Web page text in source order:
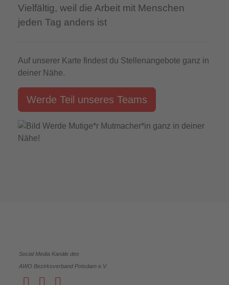
Vielfältig, weil die Arbeit mit Menschen
jeden Tag anders ist
Auf unserer Karte findest du Stellenangebote ganz in
deiner Nähe.
Werde Teil unseres Teams
Social Media Kanäle des
AWO Bezirksverband Potsdam e.V.